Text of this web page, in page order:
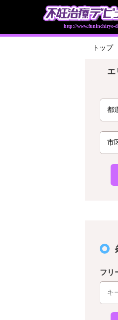
http://www.funinchiryo-
トップ
エ
フリ